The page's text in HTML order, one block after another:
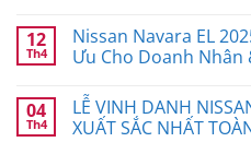
12
Th4
Nissan Navara EL
Ưu Cho Doanh Nhân
04
Th4
LỄ VINH DANH
XUẤT SẮC NHẤT